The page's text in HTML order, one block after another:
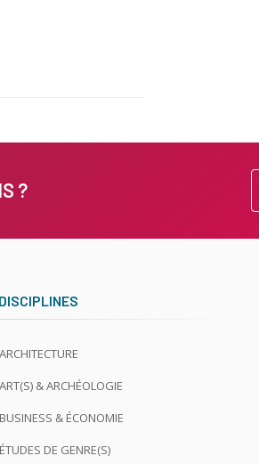
?
DISCIPLINES
ARCHITECTURE
ART(S) & ARCHÉOLOGIE
BUSINESS & ÉCONOMIE
ÉTUDES DE GENRE(S)